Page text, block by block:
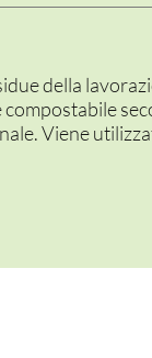
della
Viene